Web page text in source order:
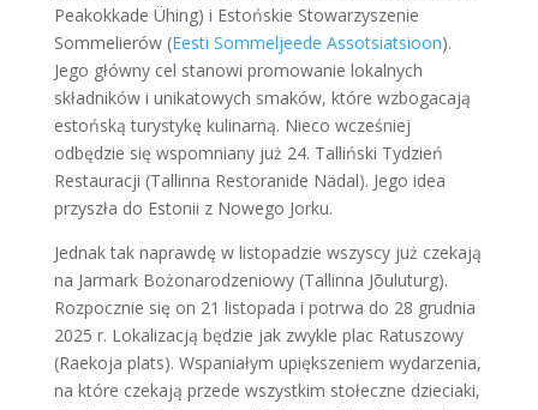
Peakokkade Ühing) i Estońskie Stowarzyszenie
Sommelierów (Eesti Sommeljeede Assotsiatsioon).
Jego główny cel stanowi promowanie lokalnych
składników i unikatowych smaków, które wzbogacają
estońską turystykę kulinarną. Nieco wcześniej
odbędzie się wspomniany już 24. Talliński Tydzień
Restauracji (Tallinna Restoranide Nädal). Jego idea
przyszła do Estonii z Nowego Jorku.
Jednak tak naprawdę w listopadzie wszyscy już czekają
na Jarmark Bożonarodzeniowy (Tallinna Jõuluturg).
Rozpocznie się on 21 listopada i potrwa do 28 grudnia
2025 r. Lokalizacją będzie jak zwykle plac Ratuszowy
(Raekoja plats). Wspaniałym upiększeniem wydarzenia,
na które czekają przede wszystkim stołeczne dzieciaki,